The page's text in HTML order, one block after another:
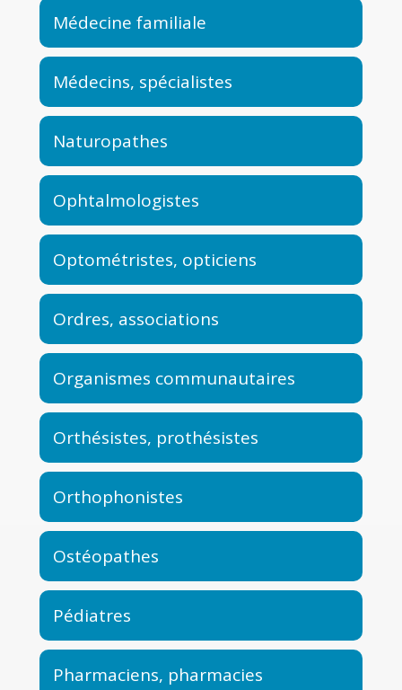
Médecine familiale
Médecins, spécialistes
Naturopathes
Ophtalmologistes
Optométristes, opticiens
Ordres, associations
Organismes communautaires
Orthésistes, prothésistes
Orthophonistes
Ostéopathes
Pédiatres
Pharmaciens, pharmacies